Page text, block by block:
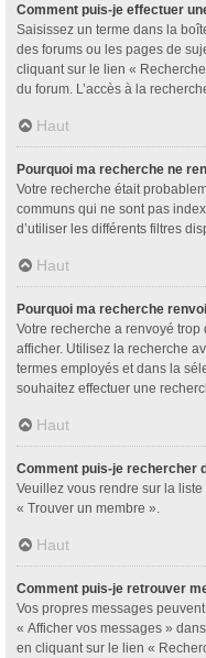
Comment puis-je effectuer
Saisissez un terme dans la
des forums ou les pages de
cliquant sur le lien «
du forum. L’accès à la
Haut
Pourquoi ma recherche ne
Votre recherche était
communs qui ne sont pas
d’utiliser les différents filtres
Haut
Pourquoi ma recherche
Votre recherche a renvoyé
afficher. Utilisez la recherche
termes employés et dans la
souhaitez effectuer une
Haut
Comment puis-je rechercher
Veuillez vous rendre sur la
« Trouver un membre ».
Haut
Comment puis-je retrouver
Vos propres messages
« Afficher vos messages »
en cliquant sur le lien «